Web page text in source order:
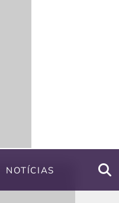
NOTÍCIAS